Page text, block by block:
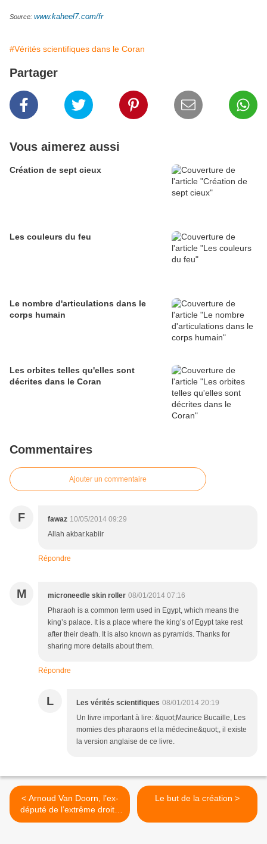
Source: www.kaheel7.com/fr
#Vérités scientifiques dans le Coran
Partager
Vous aimerez aussi
Création de sept cieux
Les couleurs du feu
Le nombre d'articulations dans le
corps humain
Les orbites telles qu'elles sont
décrites dans le Coran
Commentaires
Ajouter un commentaire
F fawaz 10/05/2014 09:29
Allah akbar.kabiir
Répondre
M microneedle skin roller 08/01/2014 07:16
Pharaoh is a common term used in Egypt, which means the
king’s palace. It is a place where the king’s of Egypt take rest
after their death. It is also known as pyramids. Thanks for
sharing more details about them.
Répondre
L Les vérités scientifiques 08/01/2014 20:19
Un livre important à lire: &quot;Maurice Bucaille, Les
momies des pharaons et la médecine&quot;, il existe
la version anglaise de ce livre.
< Arnoud Van Doorn, l’ex-
député de l’extrême droite
néerlandaise
Le but de la création >